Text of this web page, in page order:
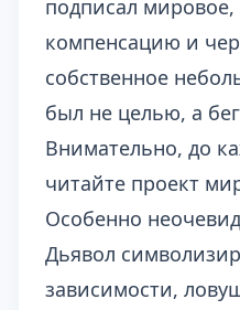
подписал мировое,
компенсацию и
собственное
был не целью, а
Внимательно, до
читайте проект
Особенно
Дьявол
зависимости,